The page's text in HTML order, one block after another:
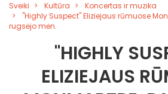
Sveiki Kultūra
Koncertas ir muzika
"Highly Suspect" Eliziejaus rūmuose
rugsėjo mėn.
"HIGHLY
ELIZIEJAUS